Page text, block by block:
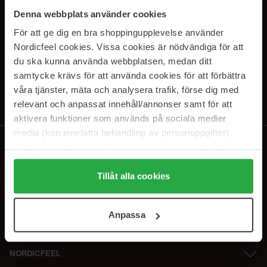
Denna webbplats använder cookies
För att ge dig en bra shoppingupplevelse använder
Nordicfeel cookies. Vissa cookies är nödvändiga för att
du ska kunna använda webbplatsen, medan ditt
samtycke krävs för att använda cookies för att förbättra
våra tjänster, mäta och analysera trafik, förse dig med
relevant och anpassat innehåll/annonser samt för att
aktivera funktioner som används på sociala medier
media (kan innefatta behandling av personuppgifter).
Genom att trycka på "Tillåt alla cookies" accepterar du
alla cookies, medan du under "Detaljer" kan anpassa
användningen av cookies. Du kan när som helst återkalla
samt vår Integritetspolicy.
Tillåt alla cookies
Anpassa
PRENUMERERA PÅ VÅRA
NYHETSBREV
Genom att prenumerera accepterar du vårIntegritetspolicy.
Avprenumerera när som helst.
NORDICFEEL